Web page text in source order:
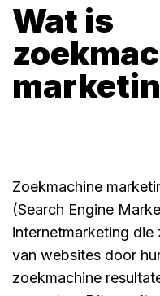
wat is
Zoekmachine
(Search Engine
internetmarketing
van websites door
zoekmachine